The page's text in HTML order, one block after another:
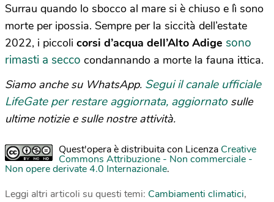
Surrau quando lo sbocco al mare si è chiuso e lì sono
morte per ipossia. Sempre per la siccità dell’estate
2022, i piccoli corsi d’acqua dell’Alto Adige sono
rimasti a secco condannando a morte la fauna ittica.
Siamo anche su WhatsApp. Segui il canale ufficiale
LifeGate per restare aggiornata, aggiornato sulle
ultime notizie e sulle nostre attività.
Quest'opera è distribuita con Licenza Creative
Commons Attribuzione - Non commerciale -
Non opere derivate 4.0 Internazionale.
Leggi altri articoli su questi temi: Cambiamenti climatici,